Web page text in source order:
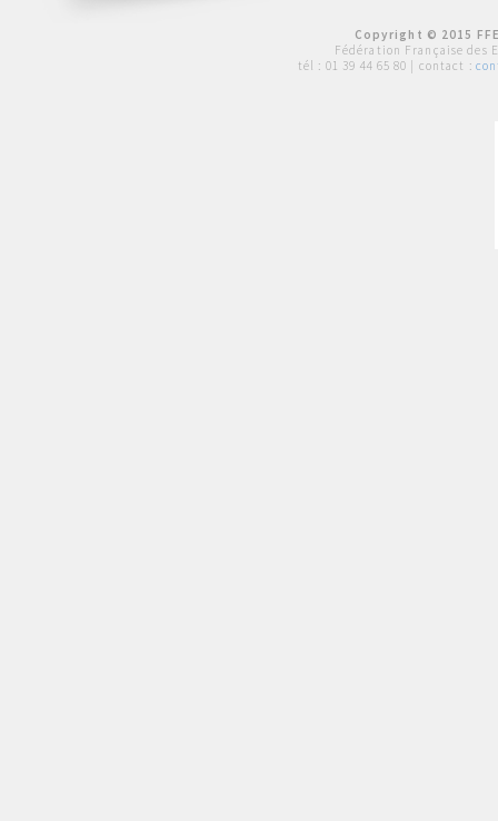
Copyright © 2015
Fédération Française des
tél : 01 39 44 65 80 | contact :